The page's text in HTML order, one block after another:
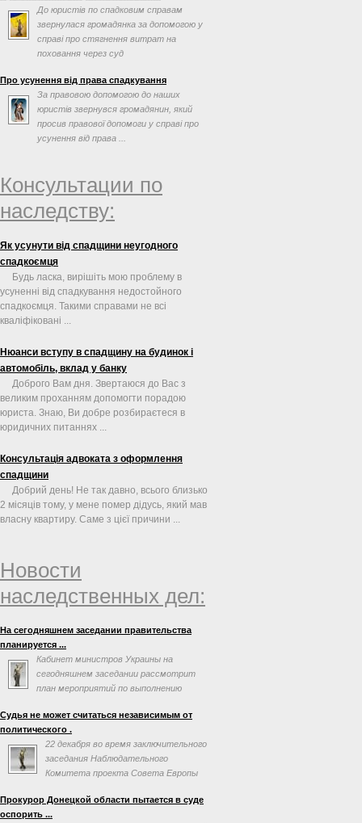
До юристів по спадковим справам
звернулася громадянка за допомогою у
справі про стягнення витрат на
поховання через суд
Про усунення від права спадкування
За правовою допомогою до наших
юристів звернувся громадянин, який
просив правової допомоги у справі про
усунення від права ...
Консультации по
наследству:
Як усунути від спадщини неугодного
спадкоємця
Будь ласка, вирішіть мою проблему в
усуненні від спадкування недостойного
спадкоємця. Такими справами не всі
кваліфіковані ...
Нюанси вступу в спадщину на будинок і
автомобіль, вклад у банку
Доброго Вам дня. Звертаюся до Вас з
великим проханням допомогти порадою
юриста. Знаю, Ви добре розбираєтеся в
юридичних питаннях ...
Консультація адвоката з оформлення
спадщини
Добрий день! Не так давно, всього близько
2 місяців тому, у мене помер дідусь, який мав
власну квартиру. Саме з цієї причини ...
Новости
наследственных дел:
На сегодняшнем заседании правительства
планируется ...
Кабинет министров Украины на
сегодняшнем заседании рассмотрит
план мероприятий по выполнению
Евросоюзом. Об этом говорится в повестке дня
заседания на сайте правительства.
Судья не может считаться независимым от
политического .
22 декабря во время заключительного
заседания Наблюдательного
Комитета проекта Совета Европы
эффективности и профессионализма судебной
власти на Украине» Председатель Верховного
Прокурор Донецкой области пытается в суде
оспорить ...